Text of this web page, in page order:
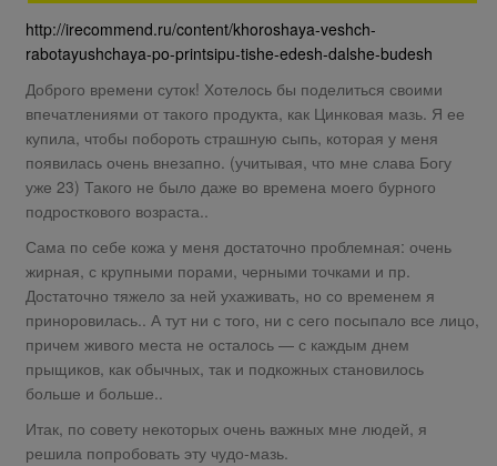
http://irecommend.ru/content/khoroshaya-veshch-
rabotayushchaya-po-printsipu-tishe-edesh-dalshe-budesh
Доброго времени суток! Хотелось бы поделиться своими
впечатлениями от такого продукта, как Цинковая мазь. Я ее
купила, чтобы побороть страшную сыпь, которая у меня
появилась очень внезапно. (учитывая, что мне слава Богу
уже 23) Такого не было даже во времена моего бурного
подросткового возраста..
Сама по себе кожа у меня достаточно проблемная: очень
жирная, с крупными порами, черными точками и пр.
Достаточно тяжело за ней ухаживать, но со временем я
приноровилась.. А тут ни с того, ни с сего посыпало все лицо,
причем живого места не осталось — с каждым днем
прыщиков, как обычных, так и подкожных становилось
больше и больше..
Итак, по совету некоторых очень важных мне людей, я
решила попробовать эту чудо-мазь.